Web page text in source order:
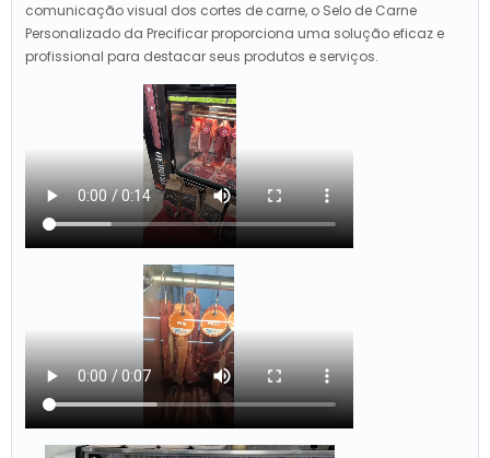
comunicação visual dos cortes de carne, o Selo de Carne
Personalizado da Precificar proporciona uma solução eficaz e
profissional para destacar seus produtos e serviços.